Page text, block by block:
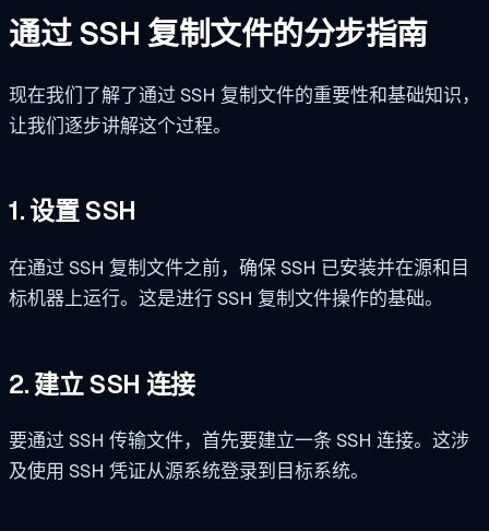
通过 SSH 复制文件的分步指南
现在我们了解了通过 SSH 复制文件的重要性和基础知识，
让我们逐步讲解这个过程。
1. 设置 SSH
在通过 SSH 复制文件之前，确保 SSH 已安装并在源和目
标机器上运行。这是进行 SSH 复制文件操作的基础。
2. 建立 SSH 连接
要通过 SSH 传输文件，首先要建立一条 SSH 连接。这涉
及使用 SSH 凭证从源系统登录到目标系统。